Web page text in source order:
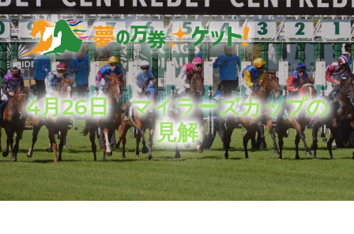
S
k
i
p
t
o
p
r
i
m
S
k
i
p
t
o
m
a
i
n
S
k
i
p
t
o
f
o
o
t
夢の万券ゲット！
穴
馬
券
予
想
に
加
え
て、
競
馬
ラ
イ
フ
情
4月26日 マイラーズカップの
見解